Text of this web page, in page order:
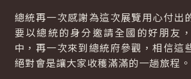
總統再一次感謝為這次展覽用心付出
要以總統的身分邀請全國的好朋友
中，再一次來到總統府參觀，相信這
絕對會是讓大家收穫滿滿的一趟旅程。